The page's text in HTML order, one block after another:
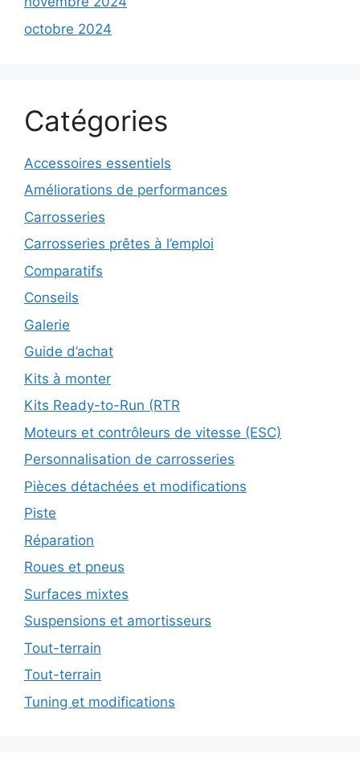
octobre 2024
Catégories
Accessoires essentiels
Améliorations de performances
Carrosseries
Carrosseries prêtes à l’emploi
Comparatifs
Conseils
Galerie
Guide d’achat
Kits à monter
Kits Ready-to-Run (RTR
Moteurs et contrôleurs de vitesse (ESC)
Personnalisation de carrosseries
Pièces détachées et modifications
Piste
Réparation
Roues et pneus
Surfaces mixtes
Suspensions et amortisseurs
Tout-terrain
Tout-terrain
Tuning et modifications